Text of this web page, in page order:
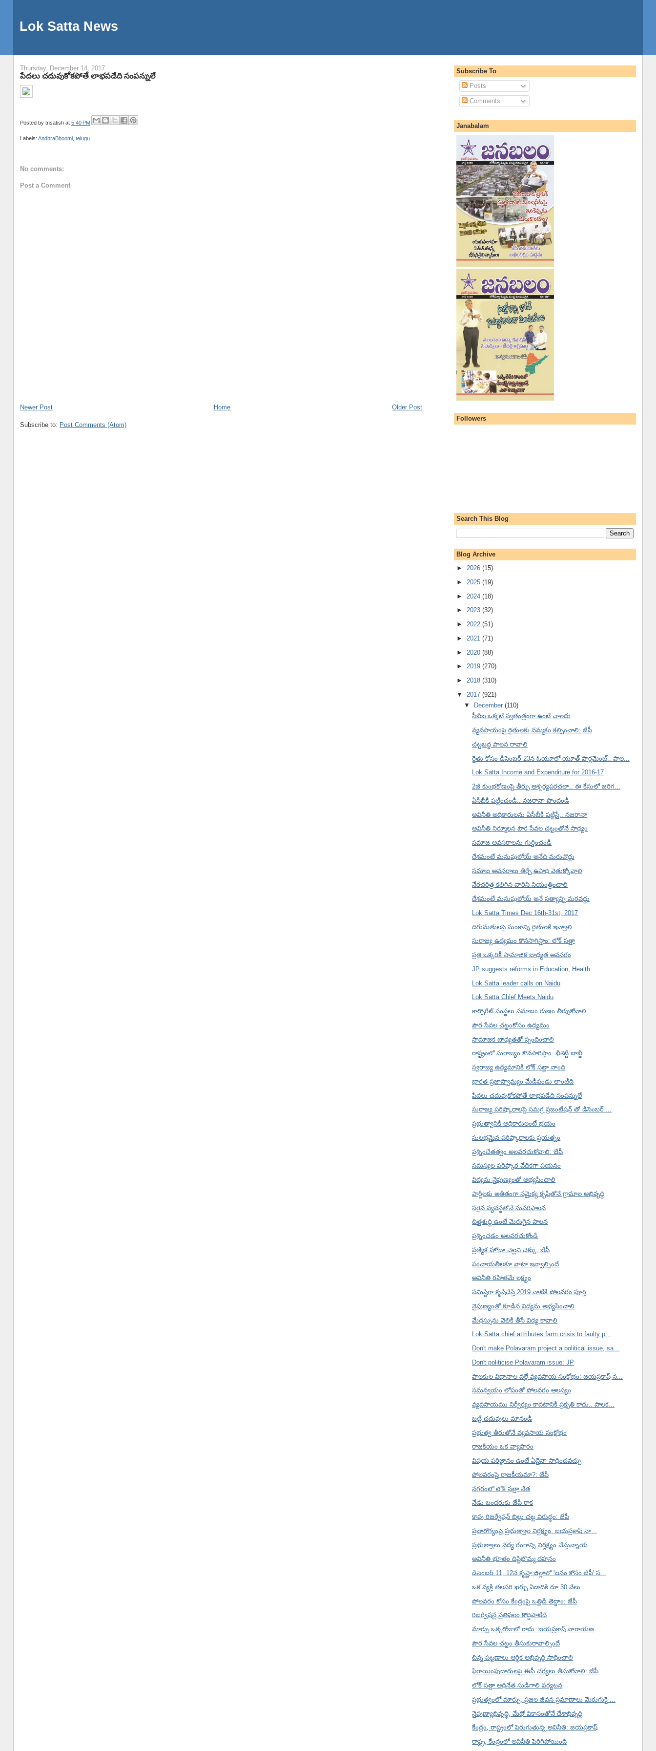
Lok Satta News
Thursday, December 14, 2017
పేదలు చదువుకోకపోతే లాభపడేది సంపన్నులే
Posted by tnsatish at 5:40 PM
Labels: AndhraBhoomi, telugu
No comments:
Post a Comment
Newer Post Older Post
Home
Subscribe to: Post Comments (Atom)
Subscribe To
Posts
Comments
Janabalam
Followers
Search This Blog
Blog Archive
► 2026 (15)
► 2025 (19)
► 2024 (18)
► 2023 (32)
► 2022 (51)
► 2021 (71)
► 2020 (88)
► 2019 (270)
► 2018 (310)
▼ 2017 (921)
▼
December(110)
సీబీఐ ఒక్కటే స్వతంత్రంగా ఉంటే చాలదు
వ్యవసాయంపై రైతులకు నమ్మకం కల్పించాలి: జేపీ
చట్టబద్ధ పాలన రావాలి
రైతు కోసం డిసెంబర్ 23న ఓయూలో యూత్ పార్లమెంట్.. పాల...
Lok Satta Income and Expenditure for 2016-17
2జీ కుంభకోణంపై తీర్పు ఆశ్చర్యపరచలా.. ఈ కేసులో జరిగ...
ఏసీబీకి పట్టించండి.. నజరానా పొందండి
అవినీతి అధికారులను ఏసీబీకి పట్టిస్తే.. నజరానా
అవినీతి నిర్మూలన పౌర సేవల చట్టంతోనే సాధ్యం
సమాజ అవసరాలను గుర్తించండి
దేశమంటే మనుషులోయ్ అనేది మరువొద్దు
సమాజ అవసరాలు తీర్చే ఉపాధి వెతుక్కోవాలి
నేరచరిత్ర కలిగిన వారిని నియంత్రించాలి
దేశమంటే మనుషులోయ్ అనే సత్యాన్ని మరవద్దు
Lok Satta Times Dec 16th-31st, 2017
దిగుమతులపై సుంకాన్ని రైతులకే ఇవ్వాలి
సురాజ్య ఉద్యమం కొనసాగిస్తాం: లోక్ సత్తా
ప్రతి ఒక్కరికీ సామాజిక బాధ్యత అవసరం
JP suggests reforms in Education, Health
Lok Satta leader calls on Naidu
Lok Satta Chief Meets Naidu
కార్పొరేట్ సంస్థలు సమాజం రుణం తీర్చుకోవాలి
పౌర సేవల చట్టంకోసం ఉద్యమం
సామాజిక బాధ్యతతో స్పందించాలి
రాష్ట్రంలో సురాజ్యం కొనసాగిస్తాం: భీశెట్టి బాబ్జీ
స్వరాజ్య ఉద్యమానికి లోక్ సత్తా నాంది
భారత ప్రజాస్వామ్యం మేడిపండు లాంటిది
పేదలు చదువుకోకపోతే లాభపడేది సంపన్నులే
సురాజ్య పరిష్కారాలపై సమగ్ర ప్రజంటేషన్ తో డిసెంబర్ ...
ప్రభుత్వానికి అధికారులంటే భయం
సులభమైన పరిష్కారాలకు ప్రయత్నం
ప్రశ్నించేతత్వం అలవరచుకోవాలి: జేపీ
సమస్యల పరిష్కార వేదికగా పయనం
విద్యను నైపుణ్యంతో అభ్యసించాలి
పార్టీలకు అతీతంగా సమైక్య కృషితోనే గ్రామాల అభివృద్ధి
సరైన వ్యవస్థతోనే సుపరిపాలన
చిత్తశుద్ధి ఉంటే మెరుగైన పాలన
ప్రశ్నించడం అలవరచుకోండి
ప్రత్యేక హోదా చెల్లని చెక్కు: జేపీ
పంచాయతీలకూ వాటా ఇవ్వాల్సిందే
అవినీతి రహితమే లక్ష్యం
సమిష్టిగా కృషిచేస్తే 2019 నాటికి పోలవరం పూర్తి
నైపుణ్యంతో కూడిన విద్యను అభ్యసించాలి
మేధస్సును వెలికి తీసే విద్య కావాలి
Lok Satta chief attributes farm crisis to faulty p...
Don't make Polavaram project a political issue, sa...
Don't politicise Polavaram issue: JP
పాలకుల విధానాల వల్లే వ్యవసాయ సంక్షోభం: జయప్రకాష్ న...
సమన్వయం లోపంతో పోలవరం ఆలస్యం
వ్యవసాయము నిర్వీర్యం కావటానికి ప్రకృతి కాదు.. పాలక...
బట్టీ చదువులు మానండి
ప్రభుత్వ తీరుతోనే వ్యవసాయ సంక్షోభం
రాజకీయం ఒక వ్యాపారం
విషయ పరిజ్ఞానం ఉంటే ఏదైనా సాధించవచ్చు
పోలవరంపై రాజకీయమా?: జేపీ
నగరంలో లోక్ సత్తా నేత
నేడు బందరుకు జేపీ రాక
కాపు రిజర్వేషన్ బిల్లు చట్ట విరుద్ధం: జేపీ
ప్రజారోగ్యంపై ప్రభుత్వాల నిర్లక్ష్యం: జయప్రకాష్ నా...
ప్రభుత్వాలు వైద్య రంగాన్ని నిర్లక్ష్యం చేస్తున్నాయ...
అవినీతి భూతం దిష్టిబొమ్మ దహనం
డిసెంబర్ 11, 12న కృష్ణా జిల్లాలో 'జనం కోసం జేపీ' స...
ఒక వ్యక్తి తలసరి ఖర్చు ఏడాదికి రూ.30 వేలు
పోలవరం కోసం కేంద్రంపై ఒత్తిడి తెద్దాం: జేపీ
రిజర్వేషన్ల ప్రతిఫలం కొద్దిపాటిదే
మార్పు ఒక్కరోజులో రాదు: జయప్రకాష్ నారాయణ
పౌర సేవల చట్టం తీసుకురావాల్సిందే
చిన్న పట్టణాలు ఆర్థిక అభివృద్ధి సాధించాలి
ఫిరాయింపుదారులపై ఈసీ చర్యలు తీసుకోవాలి: జేపీ
లోక్ సత్తా అధినేత సుడిగాలి పర్యటన
ప్రభుత్వంలో మార్పు, ప్రజల జీవన ప్రమాణాలు మెరుగుకై ...
నైపుణ్యాభివృద్ధి, మేధో వికాసంతోనే దేశాభివృద్ధి
కేంద్రం, రాష్ట్రంలో పెరుగుతున్న అవినీతి: జయప్రకాష్
రాష్ట్ర, కేంద్రంలో అవినీతి పెరిగిపోయింది